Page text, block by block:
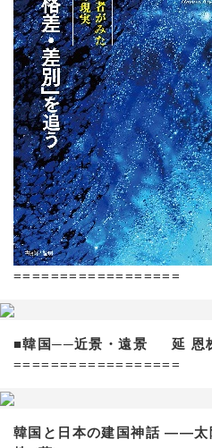
==================
■韓国──近景・遠景 延 恩
==================
韓国と日本の建国神話 ——